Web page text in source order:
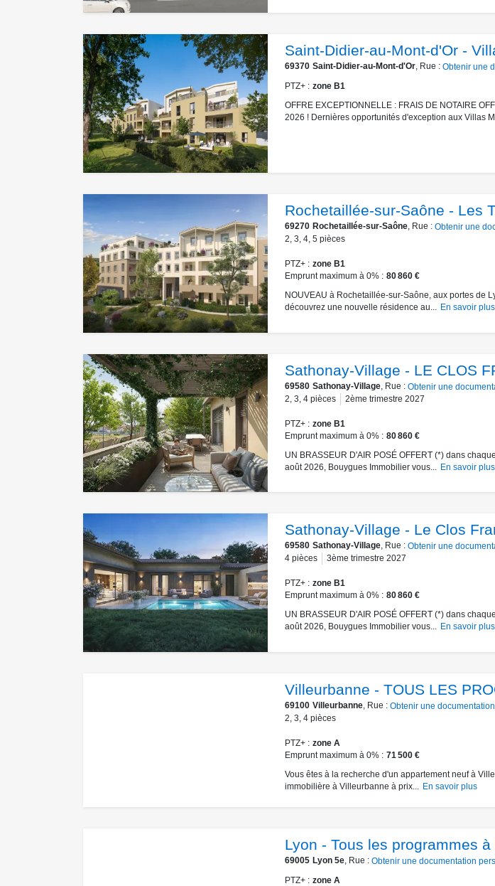
Saint-Didier-au-Mont-d'Or -
69370 Saint-Didier-au-Mont-d'Or, Rue : Obtenir une
PTZ+
zone B1
OFFRE EXCEPTIONNELLE : FRAIS DE NOTAIRE
2026 ! Dernières opportunités d'exception aux Villas
Rochetaillée-sur-Saône - Les
69270 Rochetaillée-sur-Saône, Rue : Obtenir une
2, 3, 4, 5 pièces
PTZ+
zone B1
Emprunt maximum à 0%
80 860 €
NOUVEAU à Rochetaillée-sur-Saône, aux portes de
découvrez une nouvelle résidence au... En savoir plus
Sathonay-Village - LE CLOS
69580 Sathonay-Village, Rue : Obtenir une
2 3 4 pièces 2ème trimestre 2027
PTZ+
zone B1
Emprunt maximum à 0%
80 860 €
UN BRASSEUR D'AIR POSÉ OFFERT (*) dans
août 2026, Bouygues Immobilier vous...
En savoir plus
Sathonay-Village - Le Clos
69580 Sathonay-Village, Rue : Obtenir une
4 pièces 3ème trimestre 2027
PTZ+
zone B1
Emprunt maximum à 0%
80 860 €
UN BRASSEUR D'AIR POSÉ OFFERT (*) dans
août 2026, Bouygues Immobilier vous... En savoir plus
Villeurbanne - TOUS LES
69100 Villeurbanne, Rue : Obtenir une
2 3 4 pièces
PTZ+
zone A
Emprunt maximum à 0%
71 500 €
Vous êtes à la recherche d'un appartement neuf à
immobilière à Villeurbanne à prix...
En savoir plus
Lyon - Tous les programmes
69005 Lyon 5e, Rue : Obtenir une documentation
PTZ+
zone A